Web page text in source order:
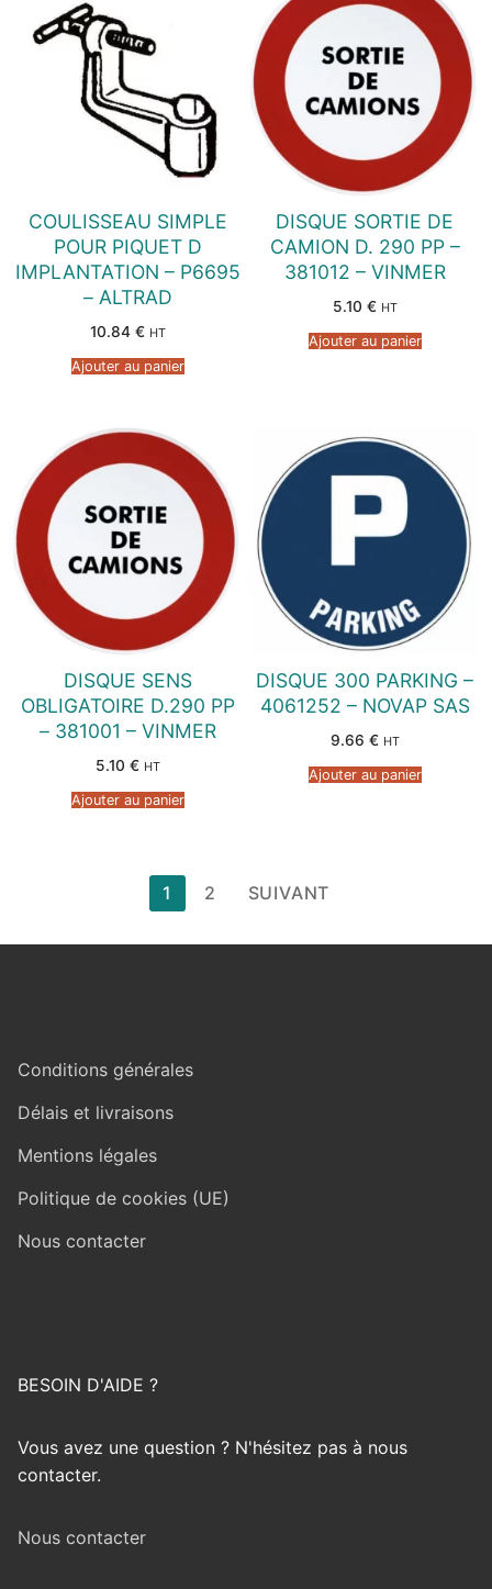
COULISSEAU SIMPLE
POUR PIQUET D
IMPLANTATION – P6695
– ALTRAD
10.84 € HT
Ajouter au panier
DISQUE SORTIE DE
CAMION D. 290 PP –
381012 – VINMER
5.10 € HT
Ajouter au panier
DISQUE SENS
OBLIGATOIRE D.290 PP
– 381001 – VINMER
5.10 € HT
Ajouter au panier
DISQUE 300 PARKING –
4061252 – NOVAP SAS
9.66 € HT
Ajouter au panier
publications
1 2 SUIVANT
Conditions générales
Délais et livraisons
Mentions légales
Politique de cookies (UE)
Nous contacter
BESOIN D'AIDE ?
Vous avez une question ? N'hésitez pas à nous
contacter.
Nous contacter